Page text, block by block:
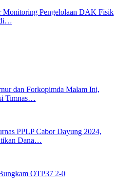
Pengelolaan DAK Fisik
di…
dan Forkopimda Malam Ini,
Timnas…
PPLP Cabor Dayung 2024,
Dana…
OTP37 2-0